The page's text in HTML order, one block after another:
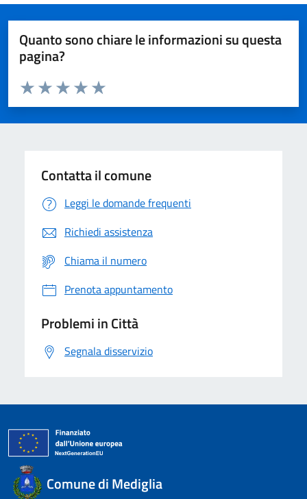
Quanto sono chiare le informazioni su questa
pagina?
Domanda
Valuta da 1 a 5 stelle la pagina
Valuta 5 stelle su 5
Valuta 4 stelle su 5
Valuta 3 stelle su 5
Valuta 2 stelle su 5
Valuta 1 stelle su 5
Contatta il comune
Leggi le domande frequenti
Richiedi assistenza
Chiama il numero
Prenota appuntamento
Problemi in Città
Segnala disservizio
Comune di Mediglia